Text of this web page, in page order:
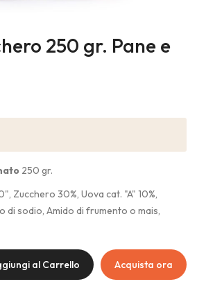
250 gr. Pane e
250 gr.
Zucchero 30%, Uova cat. "A" 10%,
di sodio, Amido di frumento o mais,
al Carrello Acquista ora